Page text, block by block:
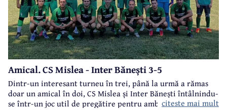
Amical. CS Mislea - Inter Bănești 3-5
Dintr-un interesant turneu în trei, până la urmă a rămas
doar un amical în doi, CS Mislea și Inter Bănești întâlnindu-
se într-un joc util de pregătire pentru ambele formații.
citeste mai mult